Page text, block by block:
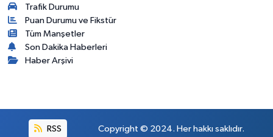
Trafik Durumu
Puan Durumu ve Fikstür
Tüm Manşetler
Son Dakika Haberleri
Haber Arşivi
RSS Copyright © 2024. Her hakkı saklıdır.